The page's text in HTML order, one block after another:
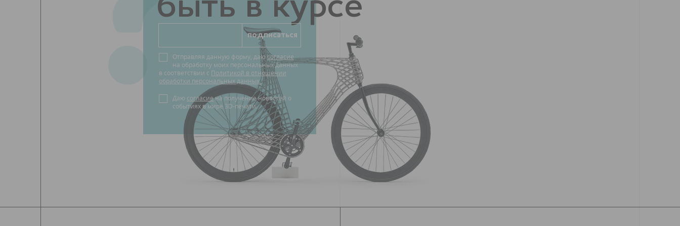
быть в курсе
Отправляя данную форму, даюсогласие
на обработку моих персональных данных
в соответствии с Политикой в отношении
обработки персональных данных.
Даю согласиена получение новостей о
событиях в мире 3D-печати.